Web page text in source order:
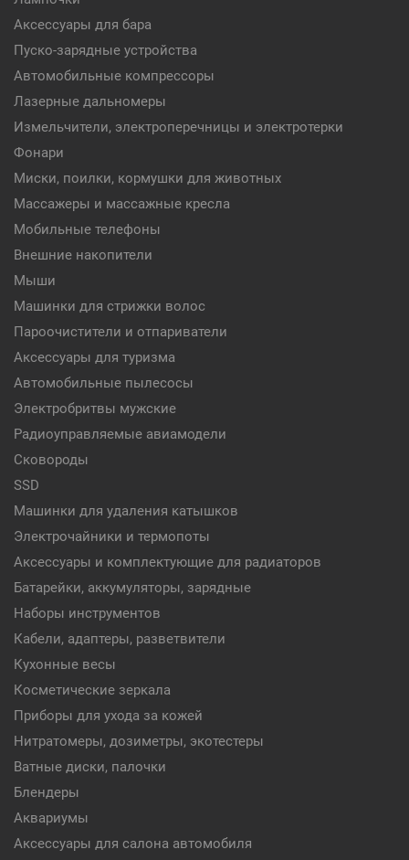
Аксессуары для бара
Пуско-зарядные устройства
Автомобильные компрессоры
Лазерные дальномеры
Измельчители, электроперечницы и электротерки
Фонари
Миски, поилки, кормушки для животных
Массажеры и массажные кресла
Мобильные телефоны
Внешние накопители
Мыши
Машинки для стрижки волос
Пароочистители и отпариватели
Аксессуары для туризма
Автомобильные пылесосы
Электробритвы мужские
Радиоуправляемые авиамодели
Сковороды
SSD
Машинки для удаления катышков
Электрочайники и термопоты
Аксессуары и комплектующие для радиаторов
Батарейки, аккумуляторы, зарядные
Наборы инструментов
Кабели, адаптеры, разветвители
Кухонные весы
Косметические зеркала
Приборы для ухода за кожей
Нитратомеры, дозиметры, экотестеры
Ватные диски, палочки
Блендеры
Аквариумы
Аксессуары для салона автомобиля